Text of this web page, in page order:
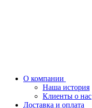
О компании
Наша история
Клиенты о нас
Доставка и оплата